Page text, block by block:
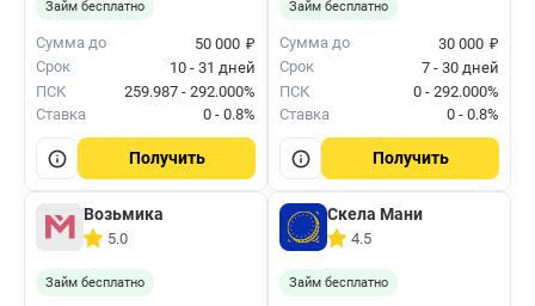
Займ бесплатно
Сумма до 50 000 ₽
Срок
10 - 31 дней
ПСК
259.987 - 292.000%
Ставка
0 - 0.8%
Получить
Займ бесплатно
Сумма до 30 000 ₽
Срок
7 - 30 дней
ПСК
0 - 292.000%
Ставка
0 - 0.8%
Получить
Возьмика
5.0
Займ бесплатно
Скела Мани
4.5
Займ бесплатно